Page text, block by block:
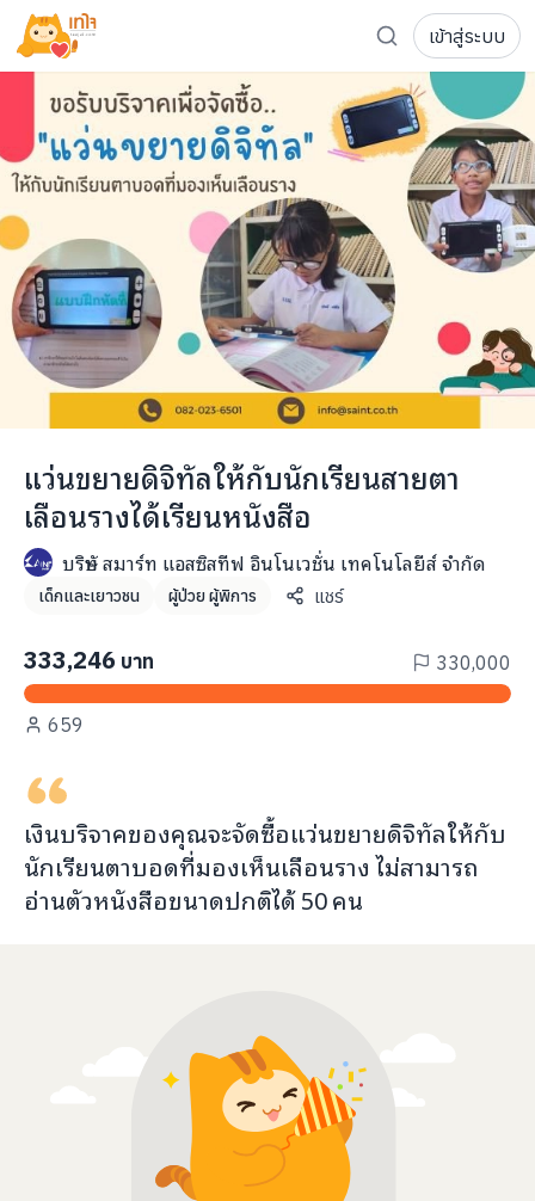
รู้จักเทใจ
เกี่ยวกับเรา
ความเคลื่อนไหว
ผู้บริจาค
การลดหย่อนภาษี
แฟนคลับศิลปิน
FAQ ผู้บริจาค
เจ้าของโครงการ
ส่งโครงการ
FAQ เจ้าของโครงการ
ติดต่อเรา
098-615-5885
ภาษา: ไทย ENG
เข้าสู่ระบบ
แว่นขยายดิจิทัลให้กับนักเรียนสายตา
เลือนรางได้เรียนหนังสือ
บริษัท สมาร์ท แอสซิสทีฟ อินโนเวชั่น เทคโนโลยีส์ จำกัด
เด็กและเยาวชน ผู้ป่วย ผู้พิการ แชร์
333,246 บาท 330,000
659
เงินบริจาคของคุณจะจัดซื้อแว่นขยายดิจิทัลให้กับ
นักเรียนตาบอดที่มองเห็นเลือนราง ไม่สามารถ
อ่านตัวหนังสือขนาดปกติได้50คน